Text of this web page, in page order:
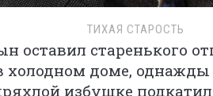
ТИХАЯ СТАРОСТЬ
оставил старенького
холодном доме,
избушке